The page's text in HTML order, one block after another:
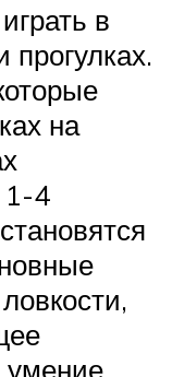
в
на
1-4
умение